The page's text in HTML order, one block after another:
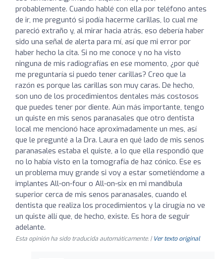
probablemente. Cuando hablé con ella por teléfono antes
de ir, me preguntó si podía hacerme carillas, lo cual me
pareció extraño y, al mirar hacia atrás, eso debería haber
sido una señal de alerta para mí, así que mi error por
haber hecho la cita. Si no me conoce y no ha visto
ninguna de mis radiografías en ese momento, ¿por qué
me preguntaría si puedo tener carillas? Creo que la
razón es porque las carillas son muy caras. De hecho,
son uno de los procedimientos dentales más costosos
que puedes tener por diente. Aún más importante, tengo
un quiste en mis senos paranasales que otro dentista
local me mencionó hace aproximadamente un mes, así
que le pregunté a la Dra. Laura en qué lado de mis senos
paranasales estaba el quiste, a lo que ella respondió que
no lo había visto en la tomografía de haz cónico. Ese es
un problema muy grande si voy a estar sometiéndome a
implantes All-on-four o All-on-six en mi mandíbula
superior cerca de mis senos paranasales, cuando el
dentista que realiza los procedimientos y la cirugía no ve
un quiste allí que, de hecho, existe. Es hora de seguir
adelante.
Esta opinión ha sido traducida automáticamente. | Ver texto original